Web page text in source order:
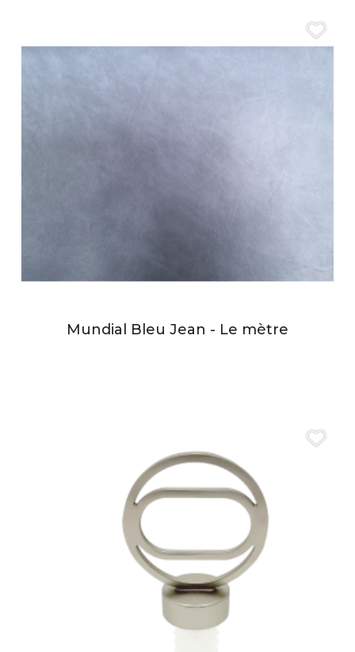
Mundial Bleu Jean - Le mètre